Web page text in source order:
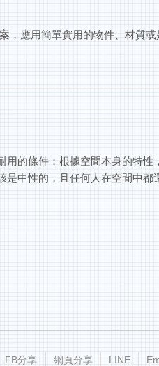
，應用簡單實用的物件、材質或
的條件；根據空間本身的特性
中性的，且任何人在空間中都
FB分享 網頁分享 LINE